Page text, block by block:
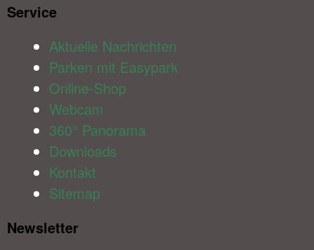
Service​
Aktuelle Nachrichten
Parken mit Easypark
Online-Shop
Webcam
360° Panorama
Downloads
Kontakt
Sitemap
Newsletter​